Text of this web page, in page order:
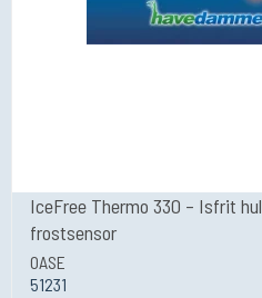
IceFree Thermo 330 – Isfrit
frostsensor
OASE
51231